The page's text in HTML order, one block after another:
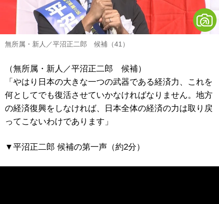
無所属・新人／平沼正二郎 候補（41）
（無所属・新人／平沼正二郎 候補）
「やはり日本の大きな一つの武器である経済力、これを
何としてでも復活させていかなければなりません。地方
の経済復興をしなければ、日本全体の経済の力は取り戻
ってこないわけであります」
▼平沼正二郎 候補の第一声（約2分）